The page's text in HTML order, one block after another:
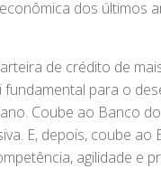
dos últimos
de crédito de
para o
Coube ao Banco
E, depois, coube
agilidade e